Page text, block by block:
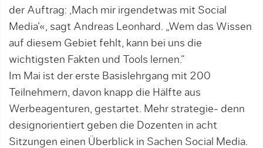
der Auftrag: ,Mach mir irgendetwas mit So­cial
Media‘«, sagt Andreas Leonhard. „Wem das Wissen
auf diesem Gebiet fehlt, kann bei uns die
wichtigsten Fakten und Tools lernen.“
Im Mai ist der erste Basislehrgang mit 200
Teilnehmern, davon knapp die Hälfte aus
Werbeagenturen, gestartet. Mehr strategie- denn
designorientiert geben die Dozenten in acht
Sitzungen einen Überblick in Sachen Social Media.